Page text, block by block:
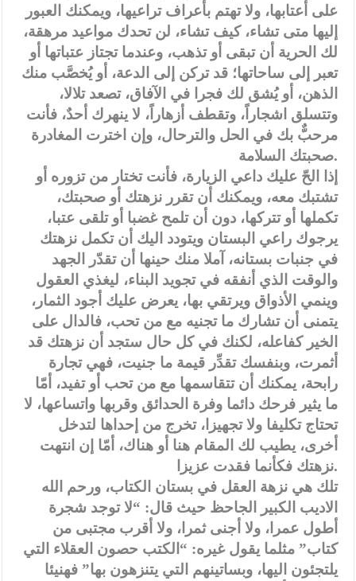
العلم
الملك يلتقي مجموعة من رفاق السلاح
الملك يتلقى اتصالا هاتفيا من العاهل البحريني
القاضي محمود أحمد فريحات.. مبارك ومزيدا من التوفيق
عارف بيك فريحات.. مبارك وبكم تزهو المناصب
على أعتابها، ولا تهتم بأعراف تراعيها، ويمكنك العبور
إليها متى تشاء، كيف تشاء، لن تحدك مواعيد مرهقة،
لك الحرية أن تبقى أو تذهب، وعندما تجتاز عتباتها أو
تعبر إلى ساحاتها؛ قد تركن إلى الدعة، أو يُخصَّب منك
الذهن، أو يُشق لك فجرا في الآفاق، تصعد تلالا،
وتتسلق اشجاراً، وتقطف أزهاراً، لا ينهرك أحدٌ، فأنت
مرحبٌّ بك في الحل والترحال، وإن اخترت المغادرة
صحبتك السلامة.
إذا الحّ عليك داعي الزيارة، فأنت تختار من تزوره أو
تشتبك معه، ويمكنك أن تقرر نزهتك أو صحبتك،
تكملها أو تتركها، دون أن تلمح غضبا أو تلقى عتبا،
يرجوك راعي البستان ويتودد اليك أن تكمل نزهتك
في جنبات بستانه، آملا منك حينها أن تقدّر الجهد
والوقت الذي أنفقه في تجويد البناء، ليغذي العقول
وينمي الأذواق ويرتقي بها، يعرض عليك أجود الثمار،
يتمنى أن تشارك ما تجنيه مع من تحب، فالدال على
الخير كفاعله، لكنك في كل حال ستجد أن نزهتك قد
أثمرت، وبنفسك تقدِّر قيمة ما جنيت، فهي تجارة
رابحة، يمكنك أن تتقاسمها مع من تحب أو تفيد، أمّا
ما يثير فرحك دائما وفرة الحدائق وقربها واتساعها، لا
تحتاج تكليفا ولا تجهيزا، تخرج من إحداها لتدخل
أخرى، يطيب لك المقام هنا أو هناك، أمّا إن انتهت
نزهتك فكأنما فقدت عزيزا.
تلك هي نزهة العقل في بستان الكتاب، ورحم الله
الاديب الكبير الجاحظ حيث قال: “لا توجد شجرة
أطول عمرا، ولا أجنى ثمرا، ولا أقرب مجتبى من
كتاب” مثلما يقول غيره: “الكتب حصون العقلاء التي
يلتجئون اليها، وبساتينهم التي يتنزهون بها” فهنيئا